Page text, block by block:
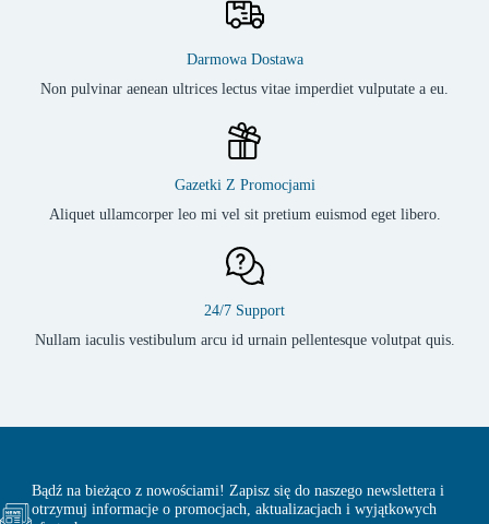
Darmowa Dostawa
Non pulvinar aenean ultrices lectus vitae imperdiet vulputate a eu.
Gazetki Z Promocjami
Aliquet ullamcorper leo mi vel sit pretium euismod eget libero.
24/7 Support
Nullam iaculis vestibulum arcu id urnain pellentesque volutpat quis.
Bądź na bieżąco z nowościami! Zapisz się do naszego newslettera i
otrzymuj informacje o promocjach, aktualizacjach i wyjątkowych